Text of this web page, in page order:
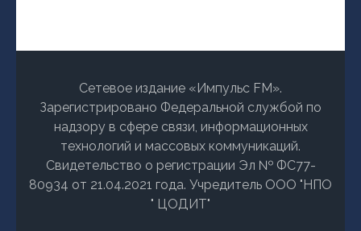
Сетевое издание «Импульс FM».
Зарегистрировано Федеральной службой по
надзору в сфере связи, информационных
технологий и массовых коммуникаций.
Свидетельство о регистрации Эл № ФС77-
80934 от 21.04.2021 года. Учредитель ООО "НПО
" ЦОДИТ"